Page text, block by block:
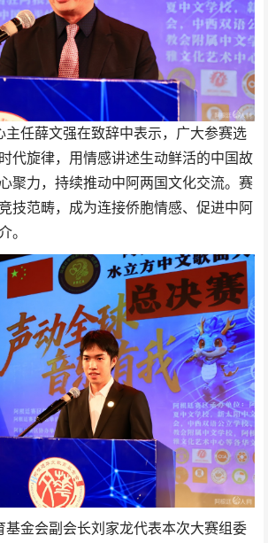
任薛文强在致辞中表示，广大参赛选
代旋律，用情感讲述生动鲜活的中国故
聚力，持续推动中阿两国文化交流。赛
技范畴，成为连接侨胞情感、促进中阿
。
金会副会长刘家龙代表本次大赛组委